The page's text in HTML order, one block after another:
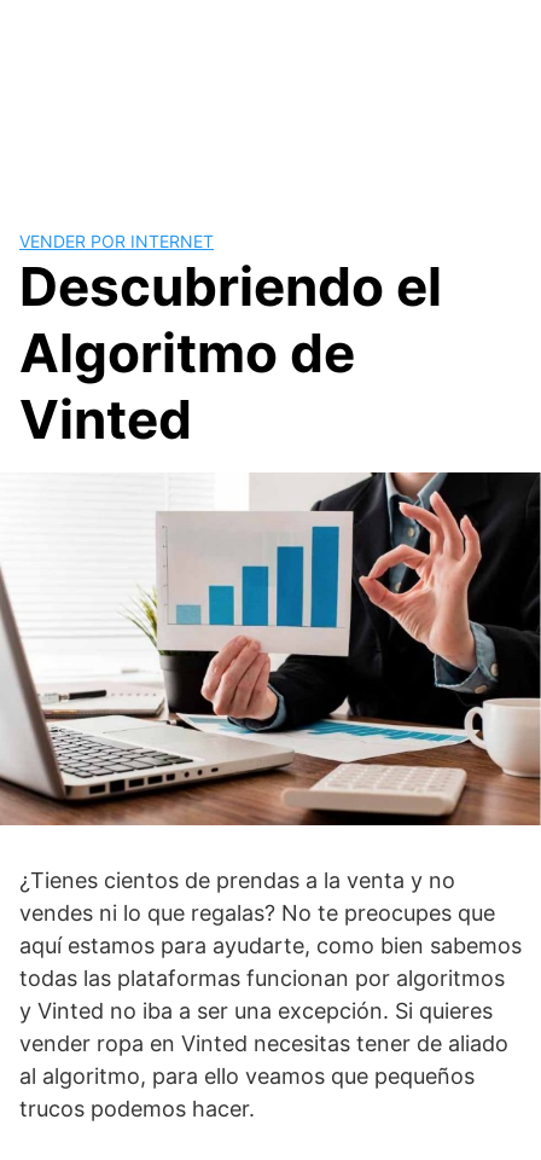
VENDER POR INTERNET
Descubriendo el
Algoritmo de
Vinted
¿Tienes cientos de prendas a la venta y no
vendes ni lo que regalas? No te preocupes que
aquí estamos para ayudarte, como bien sabemos
todas las plataformas funcionan por algoritmos
y Vinted no iba a ser una excepción. Si quieres
vender ropa en Vinted necesitas tener de aliado
al algoritmo, para ello veamos que pequeños
trucos podemos hacer.